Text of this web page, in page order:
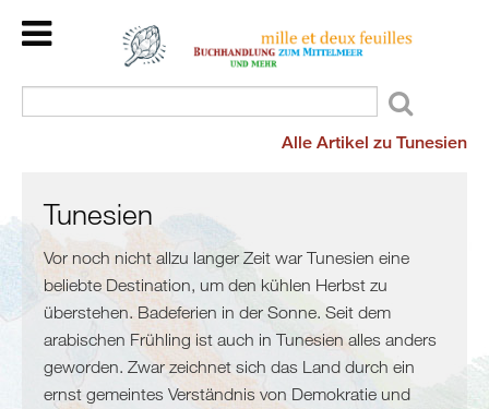
Home
Länder
Back
und
mehr
Flucht
und
Migration
Maghreb
Wir
lesen
für
Sie
Dienstleistungen
Über
uns
Alle Artikel zu Tunesien
Tunesien
Vor noch nicht allzu langer Zeit war Tunesien eine
beliebte Destination, um den kühlen Herbst zu
überstehen. Badeferien in der Sonne. Seit dem
arabischen Frühling ist auch in Tunesien alles anders
geworden. Zwar zeichnet sich das Land durch ein
ernst gemeintes Verständnis von Demokratie und